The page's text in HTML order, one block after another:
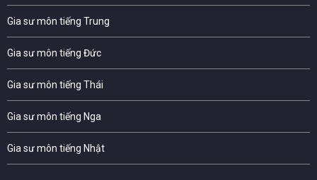
Gia sư môn tiếng Trung
Gia sư môn tiếng Đức
Gia sư môn tiếng Thái
Gia sư môn tiếng Nga
Gia sư môn tiếng Nhật